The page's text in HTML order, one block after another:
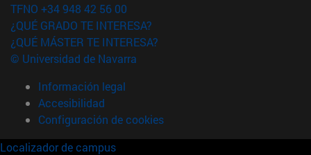
TFNO +34 948 42 56 00
¿QUÉ GRADO TE INTERESA?
¿QUÉ MÁSTER TE INTERESA?
© Universidad de Navarra
Información legal
Accesibilidad
Configuración de cookies
Localizador de campus